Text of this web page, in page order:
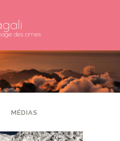
MÉDIAS